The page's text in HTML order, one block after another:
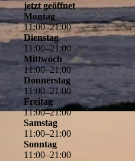
jetzt geöffnet
Montag
11:00–21:00
Dienstag
11 :00–21 :00
Mittwoch
11:00–21 :00
Donnerstag
11 :00–21 :00
Freitag
11:00–21:00
Samstag
11 :00–21 :00
Sonntag
11 :00–21 :00